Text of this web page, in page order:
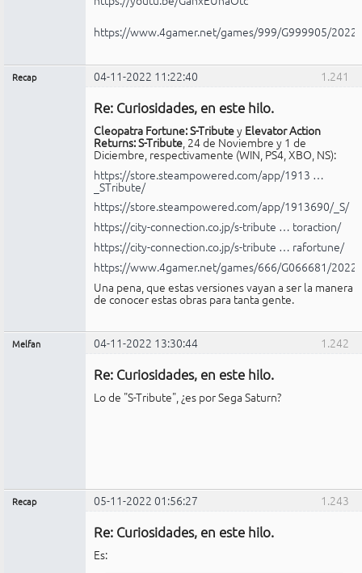
https://www.4gamer.net/games/999/G999905/
1.241
Recap 04-11-2022 11:22:40
Re: Curiosidades, en este hilo.
Cleopatra Fortune: S-Tributey Elevator Action
Returns: S-Tribute , 24 de Noviembre y 1 de
Diciembre, respectivamente (WIN, PS4, XBO, NS):
https://store.steampowered.com/app/1913 …
_STribute/
https://store.steampowered.com/app/1913690/_S/
https://city-connection.co.jp/s-tribute … toraction/
https://city-connection.co.jp/s-tribute … rafortune/
https://www.4gamer.net/games/666/G066681/
Una pena, que estas versiones vayan a ser la manera
de conocer estas obras para tanta gente.
1.242
Melfan 04-11-2022 13:30:44
Re: Curiosidades, en este hilo.
Lo de "S-Tribute", ¿es por Sega Saturn?
1.243
Recap 05-11-2022 01:56:27
Re: Curiosidades, en este hilo.
Es: